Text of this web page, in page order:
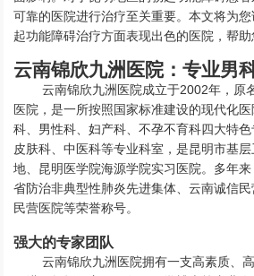
可靠的医院进行治疗至关重要。本文将为
起功能障碍治疗方面表现出色的医院，帮助
云南锦欣九洲医院：专业男
云南锦欣九洲医院成立于2002年，原
医院，是一所按照国家标准建设的现代化
科、男性科、妇产科、不孕不育科四大特色
皮肤科、中医科等专业科室，是昆明市基
地、昆明医学院海源学院实习医院。多年
省防治非典型性肺炎先进集体、云南诚信
民营医院等荣誉称号。
强大的专家团队
云南锦欣九洲医院拥有一支高素质、